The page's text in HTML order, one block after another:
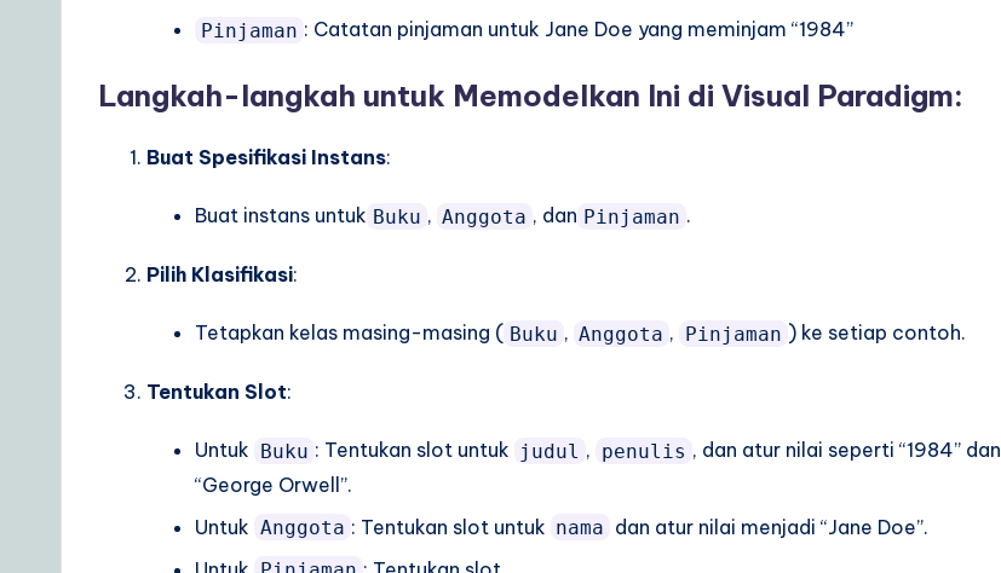
Pinjaman : Catatan pinjaman untuk Jane Doe yang meminjam “1984”
Langkah-langkah untuk Memodelkan Ini di Visual Paradigm:
Buat Spesifikasi Instans:
Buat instans untuk Buku , Anggota , dan Pinjaman .
Pilih Klasifikasi:
Tetapkan kelas masing-masing ( Buku , Anggota , Pinjaman ) ke setiap contoh.
Tentukan Slot:
Untuk Buku : Tentukan slot untuk judul , penulis , dan atur nilai seperti “1984” dan
“George Orwell”.
Untuk Anggota : Tentukan slot untuk nama dan atur nilai menjadi “Jane Doe”.